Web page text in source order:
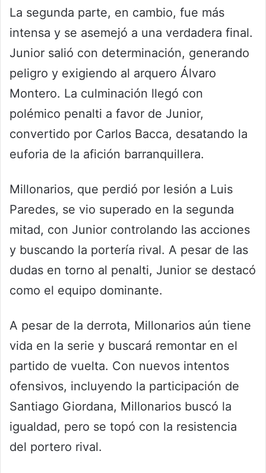
La segunda parte, en cambio, fue más
intensa y se asemejó a una verdadera final.
Junior salió con determinación, generando
peligro y exigiendo al arquero Álvaro
Montero. La culminación llegó con
polémico penalti a favor de Junior,
convertido por Carlos Bacca, desatando la
euforia de la afición barranquillera.
Millonarios, que perdió por lesión a Luis
Paredes, se vio superado en la segunda
mitad, con Junior controlando las acciones
y buscando la portería rival. A pesar de las
dudas en torno al penalti, Junior se destacó
como el equipo dominante.
A pesar de la derrota, Millonarios aún tiene
vida en la serie y buscará remontar en el
partido de vuelta. Con nuevos intentos
ofensivos, incluyendo la participación de
Santiago Giordana, Millonarios buscó la
igualdad, pero se topó con la resistencia
del portero rival.